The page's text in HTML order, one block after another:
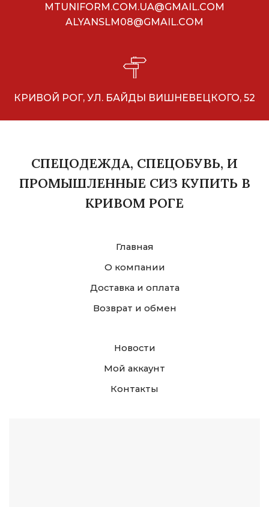
MTUNIFORM.COM.UA@GMAIL.COM
ALYANSLM08@GMAIL.COM
КРИВОЙ РОГ, УЛ. БАЙДЫ ВИШНЕВЕЦКОГО, 52
СПЕЦОДЕЖДА, СПЕЦОБУВЬ, И
ПРОМЫШЛЕННЫЕ СИЗ КУПИТЬ В
КРИВОМ РОГЕ
Главная
О компании
Доставка и оплата
Возврат и обмен
Новости
Мой аккаунт
Контакты